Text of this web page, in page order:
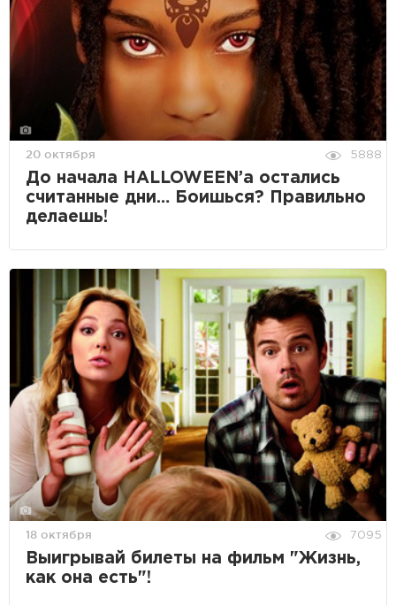
20 октября 5888
До начала HALLOWEEN’а остались
считанные дни… Боишься? Правильно
делаешь!
18 октября 7095
Выигрывай билеты на фильм "Жизнь,
как она есть"!